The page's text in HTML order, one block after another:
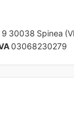
30038 Spinea
03068230279